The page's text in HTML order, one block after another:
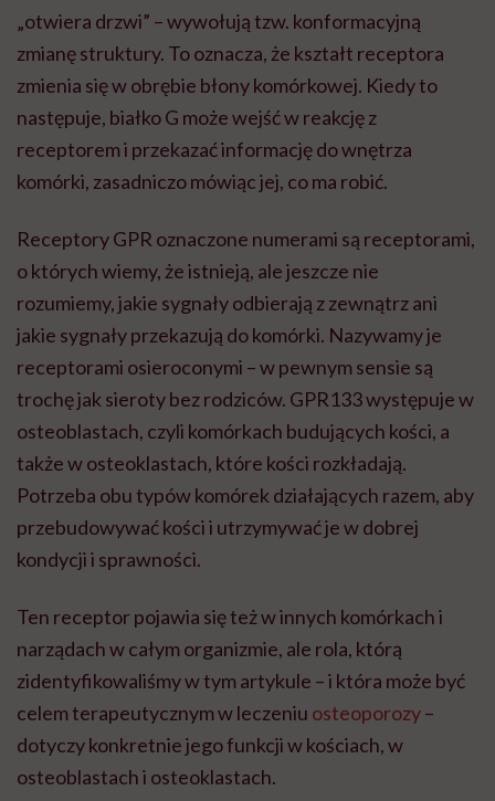
„otwiera drzwi” – wywołują tzw. konformacyjną
zmianę struktury. To oznacza, że kształt receptora
zmienia się w obrębie błony komórkowej. Kiedy to
następuje, białko G może wejść w reakcję z
receptorem i przekazać informację do wnętrza
komórki, zasadniczo mówiąc jej, co ma robić.
Receptory GPR oznaczone numerami są receptorami,
o których wiemy, że istnieją, ale jeszcze nie
rozumiemy, jakie sygnały odbierają z zewnątrz ani
jakie sygnały przekazują do komórki. Nazywamy je
receptorami osieroconymi – w pewnym sensie są
trochę jak sieroty bez rodziców. GPR133 występuje w
osteoblastach, czyli komórkach budujących kości, a
także w osteoklastach, które kości rozkładają.
Potrzeba obu typów komórek działających razem, aby
przebudowywać kości i utrzymywać je w dobrej
kondycji i sprawności.
Ten receptor pojawia się też w innych komórkach i
narządach w całym organizmie, ale rola, którą
zidentyfikowaliśmy w tym artykule – i która może być
celem terapeutycznym w leczeniu osteoporozy–
dotyczy konkretnie jego funkcji w kościach, w
osteoblastach i osteoklastach.